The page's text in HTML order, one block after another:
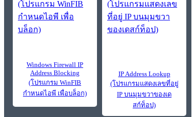
Windows Firewall IP
Address Blocking
(โปรแกรม WinFIB
กำหนดไอพี เพื่อบล็อก)
IP Address Lookup
(โปรแกรมแสดงเลขที่อยู่
IP บนมุมขวาของเด
สก์ท็อป)